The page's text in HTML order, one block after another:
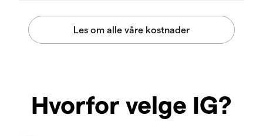
Hvorfor velge IG?